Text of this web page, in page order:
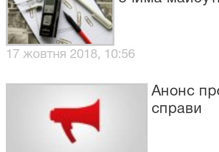
17 жовтня 2018, 10:56
Анонс
справи